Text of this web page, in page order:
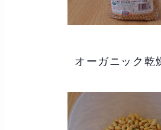
オーガニック乾